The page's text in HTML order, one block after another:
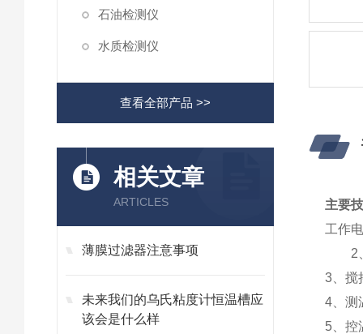
石油检测仪
水质检测仪
查看全部产品 >>
相关文章
ARTICLES
薄膜过滤器注意事项
未来我们的乌氏粘度计恒温槽应
该会是什么样
主要
工作
2
3、
4、
5、